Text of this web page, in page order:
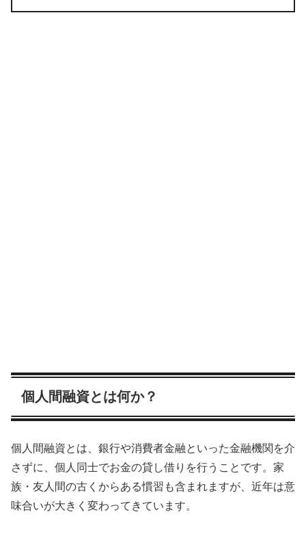
個人間融資とは何か？
個人間融資とは、銀行や消費者金融といった金融機関を介
さずに、個人同士でお金の貸し借りを行うことです。家
族・友人間の古くからある慣習も含まれますが、近年は意
味合いが大きく変わってきています。